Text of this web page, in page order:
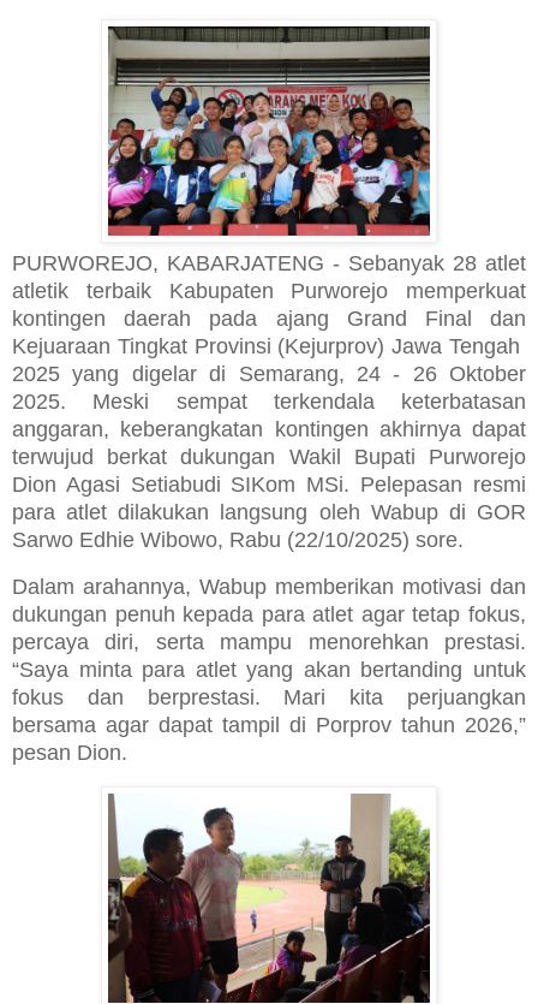
PURWOREJO, KABARJATENG - Sebanyak 28 atlet
atletik terbaik Kabupaten Purworejo memperkuat
kontingen daerah pada ajang Grand Final dan
Kejuaraan Tingkat Provinsi (Kejurprov) Jawa Tengah
2025 yang digelar di Semarang, 24 - 26 Oktober
2025. Meski sempat terkendala keterbatasan
anggaran, keberangkatan kontingen akhirnya dapat
terwujud berkat dukungan Wakil Bupati Purworejo
Dion Agasi Setiabudi SIKom MSi. Pelepasan resmi
para atlet dilakukan langsung oleh Wabup di GOR
Sarwo Edhie Wibowo, Rabu (22/10/2025) sore.
Dalam arahannya, Wabup memberikan motivasi dan
dukungan penuh kepada para atlet agar tetap fokus,
percaya diri, serta mampu menorehkan prestasi.
“Saya minta para atlet yang akan bertanding untuk
fokus dan berprestasi. Mari kita perjuangkan
bersama agar dapat tampil di Porprov tahun 2026,”
pesan Dion.